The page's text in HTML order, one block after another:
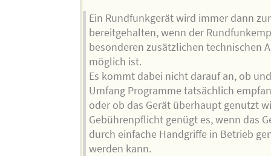
Ein Rundfunkgerät wird immer dann
bereitgehalten, wenn der
besonderen zusätzlichen technischen
möglich ist.
Es kommt dabei nicht darauf an, ob
Umfang Programme tatsächlich
oder ob das Gerät überhaupt genutzt
Gebührenpflicht genügt es, wenn das
durch einfache Handgriffe in Betrieb
werden kann.